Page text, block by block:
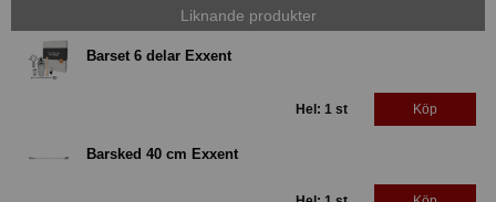
Liknande produkter
Barset 6 delar Exxent
Hel: 1 st Köp
Barsked 40 cm Exxent